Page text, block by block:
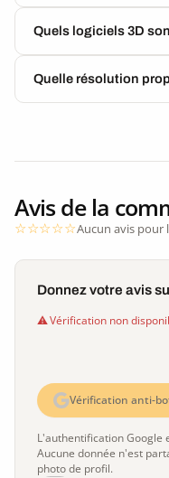
Quels logiciels 3D
Quelle résolution
Avis de la
Aucun avis pour
Donnez votre avis
Vérification non
Vérification anti-
L'authentification Google
Aucune donnée n'est
photo de profil.